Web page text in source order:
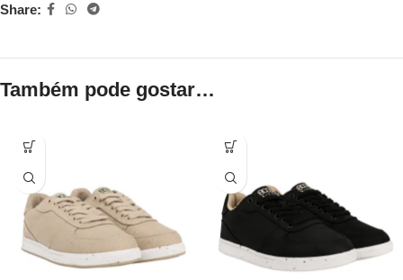
Share:
Também pode gostar…